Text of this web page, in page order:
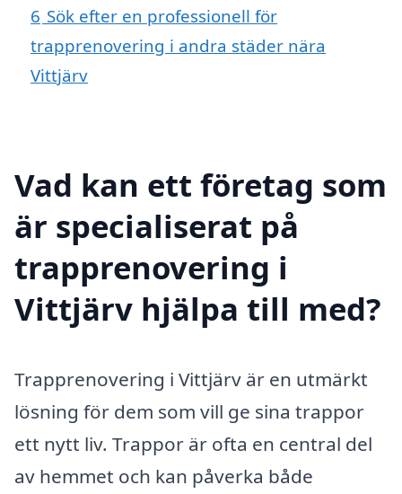
6 Sök efter en professionell för
trapprenovering i andra städer nära
Vittjärv
Vad kan ett företag som
är specialiserat på
trapprenovering i
Vittjärv hjälpa till med?
Trapprenovering i Vittjärv är en utmärkt
lösning för dem som vill ge sina trappor
ett nytt liv. Trappor är ofta en central del
av hemmet och kan påverka både